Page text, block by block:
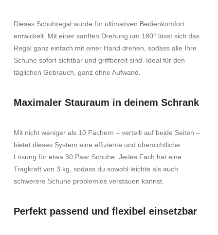
Dieses Schuhregal wurde für ultimativen Bedienkomfort
entwickelt. Mit einer sanften Drehung um 180° lässt sich das
Regal ganz einfach mit einer Hand drehen, sodass alle Ihre
Schuhe sofort sichtbar und griffbereit sind. Ideal für den
täglichen Gebrauch, ganz ohne Aufwand.
Maximaler Stauraum in deinem Schrank
Mit nicht weniger als 10 Fächern – verteilt auf beide Seiten –
bietet dieses System eine effiziente und übersichtliche
Lösung für etwa 30 Paar Schuhe. Jedes Fach hat eine
Tragkraft von 3 kg, sodass du sowohl leichte als auch
schwerere Schuhe problemlos verstauen kannst.
Perfekt passend und flexibel einsetzbar